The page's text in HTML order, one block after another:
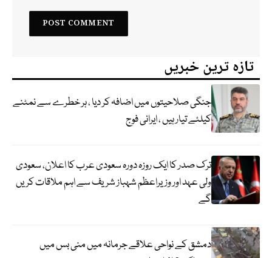
تازہ ترین خبریں
جنگی صلاحیتوں میں اضافہ کر دیا ، ہر خطرے سے نمٹنے
کیلئے تیار ہیں ، ایرانی فوج
ترک صدر کا ایک روزہ دورہ سعودی عرب کا اعلان، سعودی
ولی عہد اور وزیراعظم شہباز شریف سے اہم ملاقات کریں
گے
دمشق کے نواحی علاقے جرمانہ میں منی بس میں